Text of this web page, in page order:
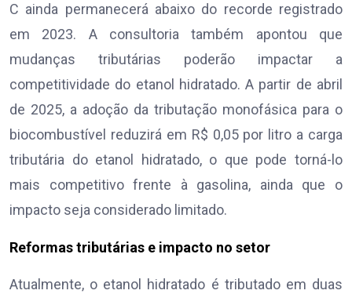
C ainda permanecerá abaixo do recorde registrado
em 2023. A consultoria também apontou que
mudanças tributárias poderão impactar a
competitividade do etanol hidratado. A partir de abril
de 2025, a adoção da tributação monofásica para o
biocombustível reduzirá em R$ 0,05 por litro a carga
tributária do etanol hidratado, o que pode torná-lo
mais competitivo frente à gasolina, ainda que o
impacto seja considerado limitado.
Reformas tributárias e impacto no setor
Atualmente, o etanol hidratado é tributado em duas